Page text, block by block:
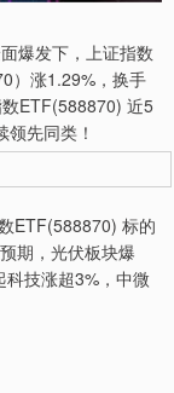
爆发下，上证指数
）涨1.29%，换手
ETF(588870) 近5
先同类！
ETF(588870) 标的
期，光伏板块爆
技涨超3%，中微